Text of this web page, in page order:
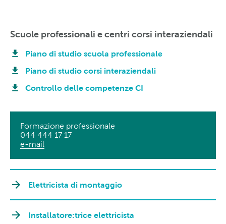
Scuole professionali e centri corsi interaziendali
Piano di studio scuola professionale
Piano di studio corsi interaziendali
Controllo delle competenze CI
Formazione professionale
044 444 17 17
e-mail
Elettricista di montaggio
Installatore:trice elettricista